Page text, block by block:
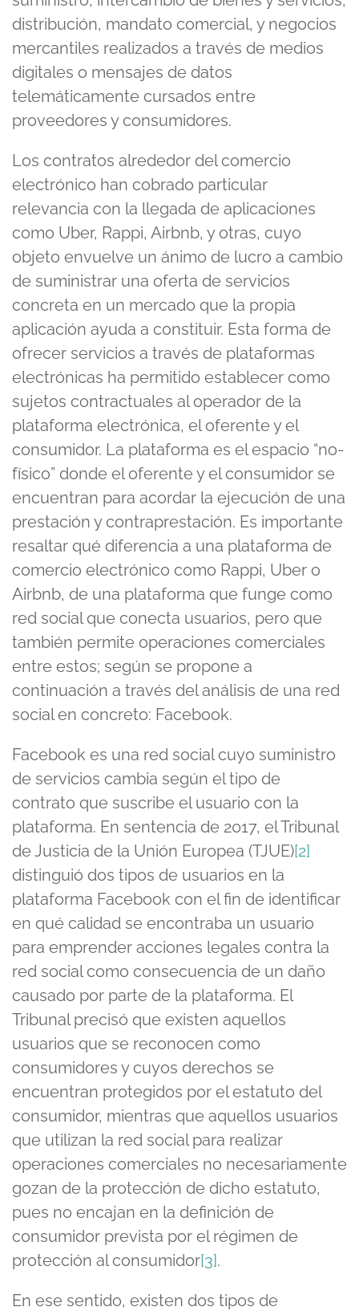
distribución, mandato comercial, y negocios
mercantiles realizados a través de medios
digitales o mensajes de datos
telemáticamente cursados entre
proveedores y consumidores.
Los contratos alrededor del comercio
electrónico han cobrado particular
relevancia con la llegada de aplicaciones
como Uber, Rappi, Airbnb, y otras, cuyo
objeto envuelve un ánimo de lucro a cambio
de suministrar una oferta de servicios
concreta en un mercado que la propia
aplicación ayuda a constituir. Esta forma de
ofrecer servicios a través de plataformas
electrónicas ha permitido establecer como
sujetos contractuales al operador de la
plataforma electrónica, el oferente y el
consumidor. La plataforma es el espacio “no-
físico” donde el oferente y el consumidor se
encuentran para acordar la ejecución de una
prestación y contraprestación. Es importante
resaltar qué diferencia a una plataforma de
comercio electrónico como Rappi, Uber o
Airbnb, de una plataforma que funge como
red social que conecta usuarios, pero que
también permite operaciones comerciales
entre estos; según se propone a
continuación a través del análisis de una red
social en concreto: Facebook.
Facebook es una red social cuyo suministro
de servicios cambia según el tipo de
contrato que suscribe el usuario con la
plataforma. En sentencia de 2017, el Tribunal
de Justicia de la Unión Europea (TJUE)[2]
distinguió dos tipos de usuarios en la
plataforma Facebook con el fin de identificar
en qué calidad se encontraba un usuario
para emprender acciones legales contra la
red social como consecuencia de un daño
causado por parte de la plataforma. El
Tribunal precisó que existen aquellos
usuarios que se reconocen como
consumidores y cuyos derechos se
encuentran protegidos por el estatuto del
consumidor, mientras que aquellos usuarios
que utilizan la red social para realizar
operaciones comerciales no necesariamente
gozan de la protección de dicho estatuto,
pues no encajan en la definición de
consumidor prevista por el régimen de
protección al consumidor[3].
En ese sentido, existen dos tipos de